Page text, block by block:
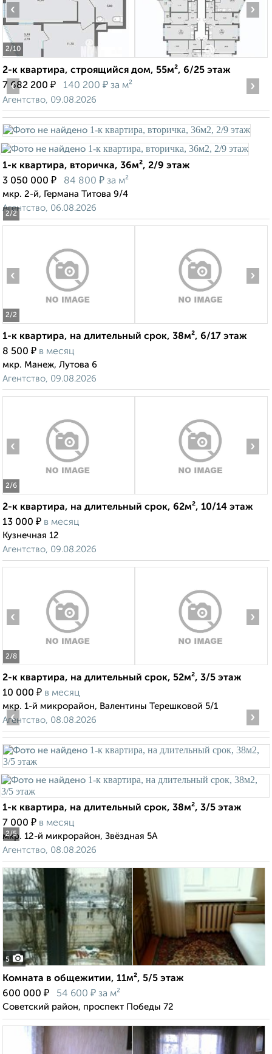
2/10
‹ ›
2-к квартира, строящийся дом, 55м², 6/25 этаж
7 682 200 ₽ 140 200 ₽ за м²
Агентство, 09.08.2026
2/2
‹ ›
1-к квартира, вторичка, 36м², 2/9 этаж
3 050 000 ₽ 84 800 ₽ за м²
мкр. 2-й, Германа Титова 9/4
Агентство, 06.08.2026
2/2
‹ ›
1-к квартира, на длительный срок, 38м², 6/17 этаж
8 500 ₽ в месяц
мкр. Манеж, Лутова 6
Агентство, 09.08.2026
2/6
‹ ›
2-к квартира, на длительный срок, 62м², 10/14 этаж
13 000 ₽ в месяц
Кузнечная 12
Агентство, 09.08.2026
2/8
‹ ›
2-к квартира, на длительный срок, 52м², 3/5 этаж
10 000 ₽ в месяц
мкр. 1-й микрорайон, Валентины Терешковой 5/1
Агентство, 08.08.2026
2/5
‹ ›
1-к квартира, на длительный срок, 38м², 3/5 этаж
7 000 ₽ в месяц
мкр. 12-й микрорайон, Звёздная 5А
Агентство, 08.08.2026
5
Комната в общежитии, 11м², 5/5 этаж
600 000 ₽ 54 600 ₽ за м²
Советский район, проспект Победы 72